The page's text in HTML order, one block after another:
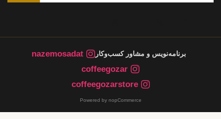
برنامه‌نویس و مشاور کسب‌وکار
nazemosadat
coffeegozar
coffeegozarstore
Powered by nopCommerce